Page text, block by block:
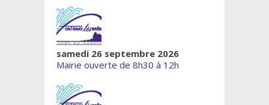
samedi 26 septembre 2026
Mairie ouverte de 8h30 à 12h